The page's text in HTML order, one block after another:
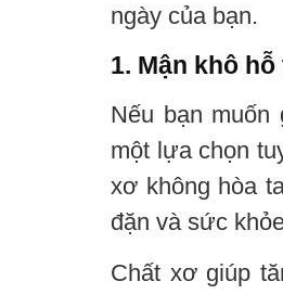
ngày của bạn.
1. Mận khô
Nếu bạn
một lựa chọn
xơ không hòa
đặn và sức
Chất xơ giúp